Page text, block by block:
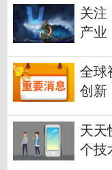
关注
产业
全球
创新
天天
个技